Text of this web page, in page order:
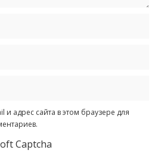
адрес сайта в этом браузере для
Captcha